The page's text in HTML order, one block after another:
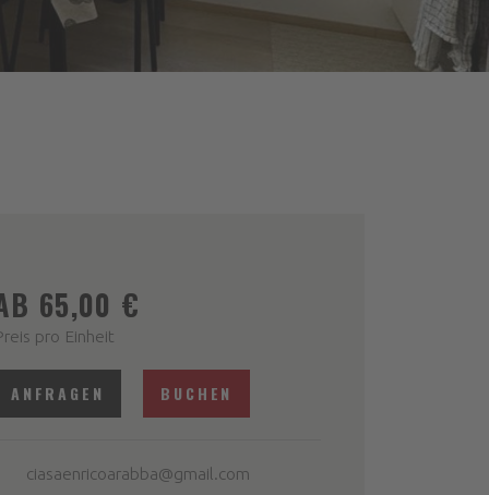
65,00 €
pro Einheit
ANFRAGEN BUCHEN
ciasaenricoarabba@gmail.com